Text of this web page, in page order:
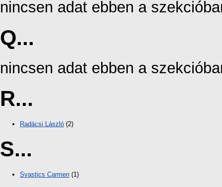
nincsen adat ebben a
Q...
nincsen adat ebben a
R...
Radácsi László (2)
S...
Svastics Carmen (1)